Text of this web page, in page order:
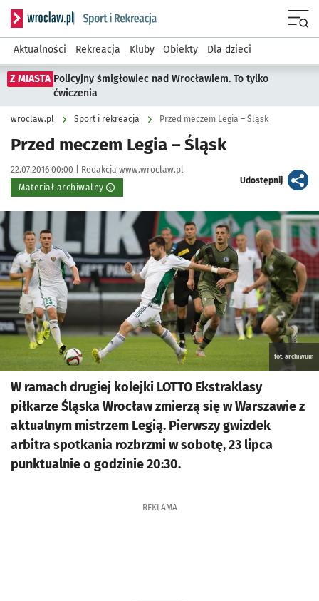
Serwis informacyjny wroclaw.pl podserwis: Sport i rekreacja
Aktualności Rekreacja Kluby Obiekty Dla dzieci
Z MIASTA Policyjny śmigłowiec nad Wrocławiem. To tylko
ćwiczenia
wroclaw.pl Sport i rekreacja Przed meczem Legia – Śląsk
Przed meczem Legia – Śląsk
Data publikacji:
22.07.2016 00:00 | Autor:
Redakcja www.wroclaw.pl
Materiał archiwalny
Udostępnijartykuł
Kliknij, aby powiększyć
fot: archiwum
W ramach drugiej kolejki LOTTO Ekstraklasy
piłkarze Śląska Wrocław zmierzą się w Warszawie z
aktualnym mistrzem Legią. Pierwszy gwizdek
arbitra spotkania rozbrzmi w sobotę, 23 lipca
punktualnie o godzinie 20:30.
REKLAMA